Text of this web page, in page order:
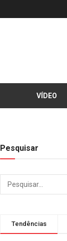
VÍDEO
Pesquisar
Tendências